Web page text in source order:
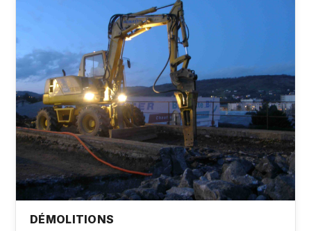
DÉMOLITIONS